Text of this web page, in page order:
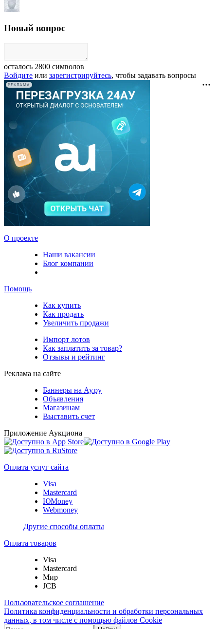
Новый вопрос
осталось 2800 символов
Войдите или зарегистрируйтесь, чтобы задавать вопросы
РЕКЛАМА
О проекте
Наши вакансии
Блог компании
Помощь
Как купить
Как продать
Увеличить продажи
Импорт лотов
Как заплатить за товар?
Отзывы и рейтинг
Реклама на сайте
Баннеры на Ау.ру
Объявления
Магазинам
Выставить счет
Приложение Аукциона
Оплата услуг сайта
Visa
Mastercard
ЮMoney
Webmoney
Другие способы оплаты
Оплата товаров
Visa
Mastercard
Мир
JCB
Пользовательское соглашение
Политика конфиденциальности и обработки персональных
данных, в том числе с помощью файлов Cookie